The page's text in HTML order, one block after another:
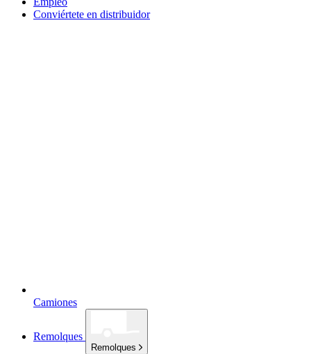
Conviértete en distribuidor
Camiones
Remolques
Remolques